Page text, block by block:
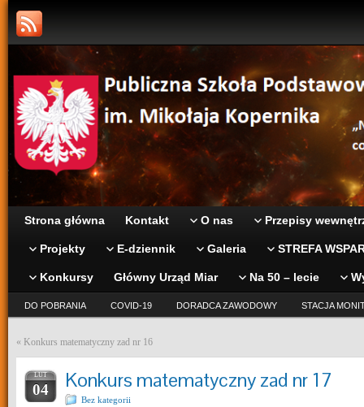
Strona główna Kontakt O nas Przepisy
Projekty E-dziennik Galeria STREFA
Konkursy Główny Urząd Miar Na 50 – lecie
DO POBRANIA COVID-19 DORADCA ZAWODOWY STACJA
« Konkurs matematyczny zad nr 16
LUT
04 Konkurs matematyczny zad nr 17
Bez kategorii